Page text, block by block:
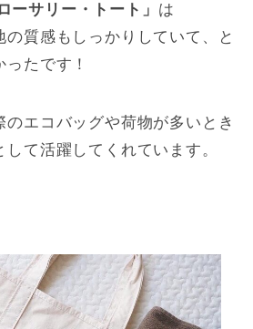
ーサリー・トート」 は
の質感もしっかりしていて、と
たです！
のエコバッグや荷物が多いとき
て活躍してくれています。